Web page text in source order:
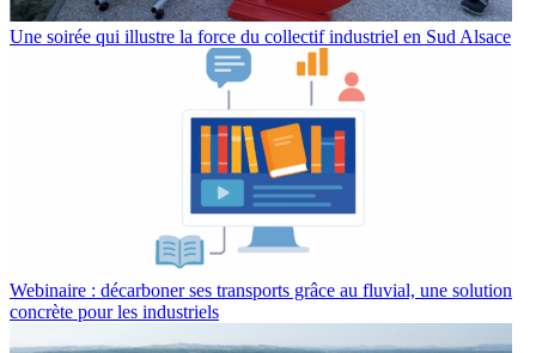
Une soirée qui illustre la force du collectif industriel en Sud Alsace
Webinaire : décarboner ses transports grâce au fluvial, une solution
concrète pour les industriels